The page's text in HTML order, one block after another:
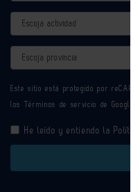
Actividad
Provincia
Este sitio está protegido por
los Términos de servicio de Google.
He leído y entiendo la